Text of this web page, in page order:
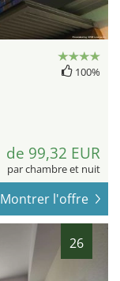
100%
de 99,32 EUR
par chambre et nuit
Montrer l'offre
26